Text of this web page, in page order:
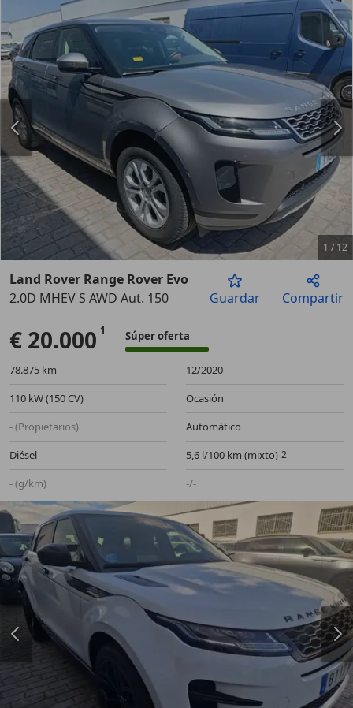
Anterior
1 / 12
Land Rover Range Rover Evoque
2.0D MHEV S AWD Aut. 150
Guardar Compartir
€ 20.000 Súper oferta
78.875 km
12/2020
110 kW (150 CV)
Ocasión
- (Propietarios)
Automático
Diésel
5,6 l/100 km (mixto)
- (g/km)
-/-